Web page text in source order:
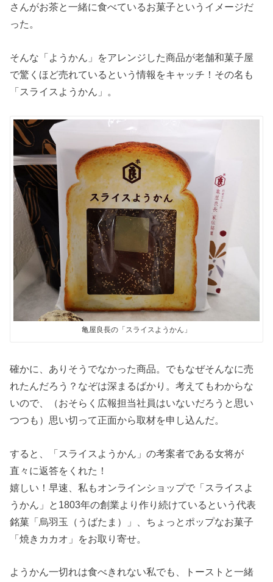
さんがお茶と一緒に食べているお菓子というイメージだ
った。
そんな「ようかん」をアレンジした商品が老舗和菓子屋
で驚くほど売れているという情報をキャッチ！その名も
「スライスようかん」。
亀屋良長の「スライスようかん」
確かに、ありそうでなかった商品。でもなぜそんなに売
れたんだろう？なぞは深まるばかり。考えてもわからな
いので、（おそらく広報担当社員はいないだろうと思い
つつも）思い切って正面から取材を申し込んだ。
すると、「スライスようかん」の考案者である女将が
直々に返答をくれた！
嬉しい！早速、私もオンラインショップで「スライスよ
うかん」と1803年の創業より作り続けているという代表
銘菓「烏羽玉（うばたま）」、ちょっとポップなお菓子
「焼きカカオ」をお取り寄せ。
ようかん一切れは食べきれない私でも、トーストと一緒